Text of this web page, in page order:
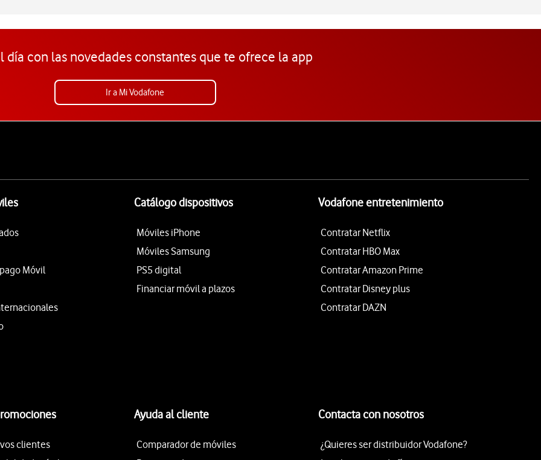
día con las novedades constantes que te ofrece la app
Ir a Mi Vodafone
Móvil
Catálogo dispositivos
Móviles iPhone
Móviles Samsung
PS5 digital
Financiar móvil a plazos
Vodafone entretenimiento
Contratar Netflix
Contratar HBO Max
Contratar Amazon Prime
Contratar Disney plus
Contratar DAZN
clientes
Ayuda al cliente
Comparador de móviles
Contacta con nosotros
¿Quieres ser distribuidor Vodafone?